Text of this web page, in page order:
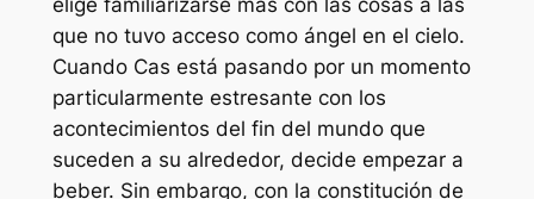
elige familiarizarse más con las cosas a las
que no tuvo acceso como ángel en el cielo.
Cuando Cas está pasando por un momento
particularmente estresante con los
acontecimientos del fin del mundo que
suceden a su alrededor, decide empezar a
beber. Sin embargo, con la constitución de